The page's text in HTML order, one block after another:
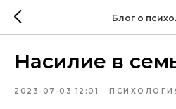
Блог о
Насилие в
2023-07-03 12:01